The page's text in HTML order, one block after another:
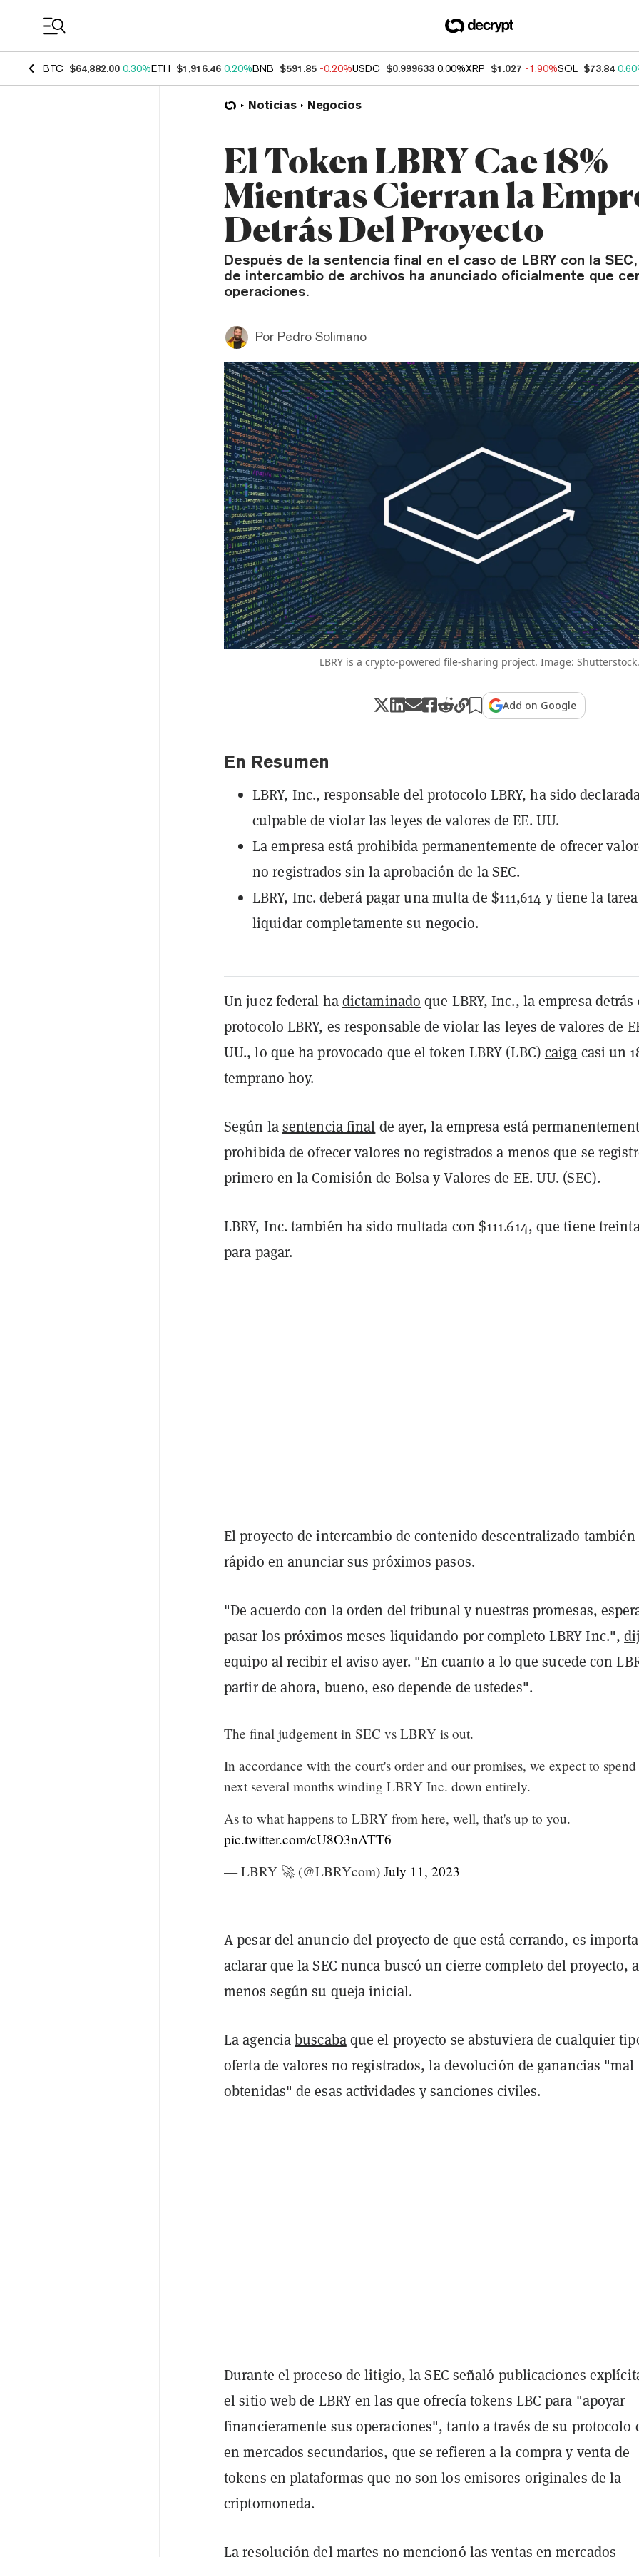
BTC $64,882.00 0.30%ETH $1,916.46 0.20%BNB $591.85 -0.20%USDC $0.999633 0.00%XRP $1.027 -1.90%SOL $73.84
Noticias Negocios
El Token LBRY Cae 18%
Mientras Cierran la
Detrás Del Proyecto
Después de la sentencia final en el caso de LBRY con la
de intercambio de archivos ha anunciado oficialmente que
operaciones.
Por Pedro Solimano
LBRY is a crypto-powered file-sharing project. Image: Shutterstock.
Add on Google
En Resumen
LBRY, Inc., responsable del protocolo LBRY, ha sido
culpable de violar las leyes de valores de EE. UU.
La empresa está prohibida permanentemente de ofrecer
no registrados sin la aprobación de la SEC.
LBRY, Inc. deberá pagar una multa de $111,614 y tiene la
liquidar completamente su negocio.
Un juez federal hadictaminado que LBRY, Inc., la empresa detrás
protocolo LBRY, es responsable de violar las leyes de valores de
UU., lo que ha provocado que el token LBRY (LBC) caiga casi un
temprano hoy.
Según lasentencia final de ayer, la empresa está
prohibida de ofrecer valores no registrados a menos que se
primero en la Comisión de Bolsa y Valores de EE. UU. (SEC).
LBRY, Inc. también ha sido multada con $111.614, que tiene
para pagar.
El proyecto de intercambio de contenido descentralizado
rápido en anunciar sus próximos pasos.
"De acuerdo con la orden del tribunal y nuestras promesas,
pasar los próximos meses liquidando por completo LBRY Inc.",
equipo al recibir el aviso ayer. "En cuanto a lo que sucede con
partir de ahora, bueno, eso depende de ustedes".
The final judgement in SEC vs LBRY is out.
In accordance with the court's order and our promises, we expect to
next several months winding LBRY Inc. down entirely.
As to what happens to LBRY from here, well, that's up to you.
pic.twitter.com/cU8O3nATT6
— LBRY 🚀 (@LBRYcom) July 11, 2023
A pesar del anuncio del proyecto de que está cerrando, es
aclarar que la SEC nunca buscó un cierre completo del proyecto,
menos según su queja inicial.
La agenciabuscabaque el proyecto se abstuviera de cualquier
oferta de valores no registrados, la devolución de ganancias "mal
obtenidas" de esas actividades y sanciones civiles.
Durante el proceso de litigio, la SEC señaló publicaciones
el sitio web de LBRY en las que ofrecía tokens LBC para "apoyar
financieramente sus operaciones", tanto a través de su protocolo
en mercados secundarios, que se refieren a la compra y venta de
tokens en plataformas que no son los emisores originales de la
criptomoneda.
La resolución del martes no mencionó las ventas en mercados